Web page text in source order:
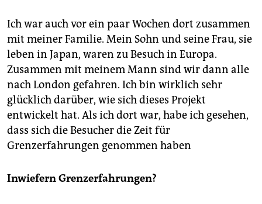
Ich war auch vor ein paar Wochen dort zusammen
mit meiner Familie. Mein Sohn und seine Frau, sie
leben in Japan, waren zu Besuch in Europa.
Zusammen mit meinem Mann sind wir dann alle
nach London gefahren. Ich bin wirklich sehr
glücklich darüber, wie sich dieses Projekt
entwickelt hat. Als ich dort war, habe ich gesehen,
dass sich die Besucher die Zeit für
Grenzerfahrungen genommen haben
Inwiefern Grenzerfahrungen?